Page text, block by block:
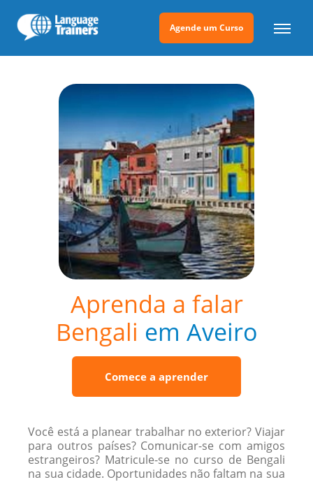
Agende um Curso
Aprenda a falar
Bengali em Aveiro
Comece a aprender
Você está a planear trabalhar no exterior? Viajar
para outros países? Comunicar-se com amigos
estrangeiros? Matricule-se no curso de Bengali
na sua cidade. Oportunidades não faltam na sua